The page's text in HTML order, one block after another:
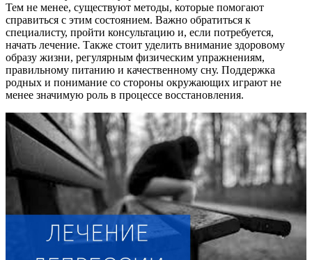
Тем не менее, существуют методы, которые помогают
справиться с этим состоянием. Важно обратиться к
специалисту, пройти консультацию и, если потребуется,
начать лечение. Также стоит уделить внимание здоровому
образу жизни, регулярным физическим упражнениям,
правильному питанию и качественному сну. Поддержка
родных и понимание со стороны окружающих играют не
менее значимую роль в процессе восстановления.